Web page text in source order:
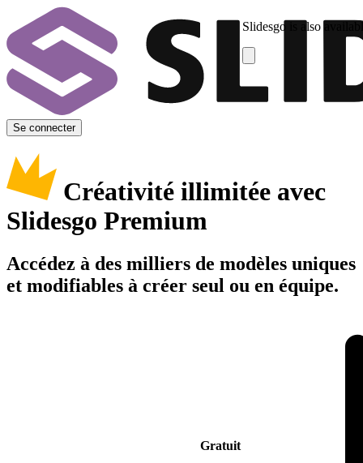
Slidesgo is also
Se connecter
Créativité illimitée avec
Slidesgo Premium
Accédez à des milliers de modèles uniques
et modifiables à créer seul ou en équipe.
Gratuit